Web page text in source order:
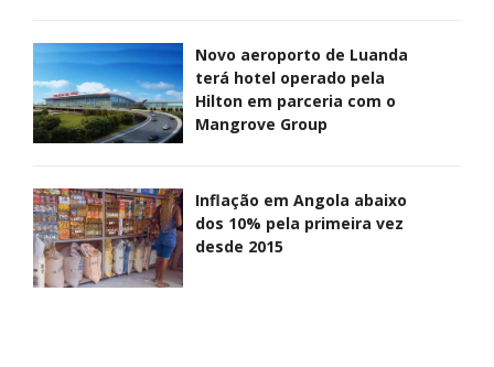
Novo aeroporto de Luanda
terá hotel operado pela
Hilton em parceria com o
Mangrove Group
Inflação em Angola abaixo
dos 10% pela primeira vez
desde 2015